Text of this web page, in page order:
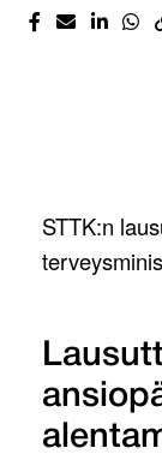
STTK:n